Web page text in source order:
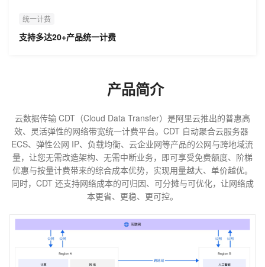
统一计费
支持多达20+产品统一计费
产品简介
云数据传输 CDT（Cloud Data Transfer）是阿里云推出的普惠高
效、灵活弹性的网络带宽统一计费平台。CDT 自动聚合云服务器
ECS、弹性公网 IP、负载均衡、云企业网等产品的公网与跨地域流
量，让您无需改造架构、无需中断业务，即可享受免费额度、阶梯
优惠与按量计费带来的综合成本优势，实现用量越大、单价越优。
同时，CDT 还支持网络成本的可归因、可分摊与可优化，让网络成
本更省、更稳、更可控。